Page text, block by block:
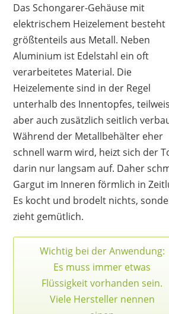
Das Schongarer-Gehäuse mit
elektrischem Heizelement besteht
größtenteils aus Metall. Neben
Aluminium ist Edelstahl ein oft
verarbeitetes Material. Die
Heizelemente sind in der Regel
unterhalb des Innentopfes,
aber auch zusätzlich seitlich
Während der Metallbehälter eher
schnell warm wird, heizt sich der
darin nur langsam auf. Daher
Gargut im Inneren förmlich in
Es kocht und brodelt nichts,
zieht gemütlich.
Wichtig bei der Anwendung:
Es muss immer etwas
Flüssigkeit vorhanden sein.
Viele Hersteller nennen